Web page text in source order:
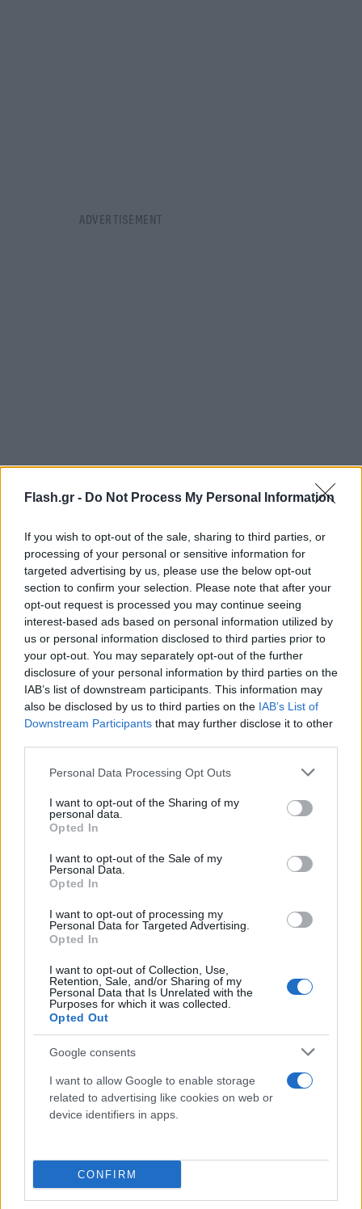
Flash.gr - Do Not Process My Personal Information
If you wish to opt-out of the sale, sharing to third parties, or
processing of your personal or sensitive information for
targeted advertising by us, please use the below opt-out
section to confirm your selection. Please note that after your
opt-out request is processed you may continue seeing
interest-based ads based on personal information utilized by
us or personal information disclosed to third parties prior to
your opt-out. You may separately opt-out of the further
disclosure of your personal information by third parties on the
IAB’s list of downstream participants. This information may
also be disclosed by us to third parties on the IAB’s List of
Downstream Participants that may further disclose it to other
Please note that this website/app uses one or more Google
not limited to your visit or usage behaviour. You may click to
grant or deny consent to Google and its third-party tags to
use your data for below specified purposes in below Google
consent section.
Personal Data Processing Opt Outs
I want to opt-out of the Sharing of my
personal data.
Opted In
I want to opt-out of the Sale of my
Personal Data.
Opted In
I want to opt-out of processing my
Personal Data for Targeted Advertising.
Opted In
I want to opt-out of Collection, Use,
Retention, Sale, and/or Sharing of my
Personal Data that Is Unrelated with the
Purposes for which it was collected.
Opted Out
Google consents
I want to allow Google to enable storage
related to advertising like cookies on web or
device identifiers in apps.
CONFIRM
Προσθέτει επίσης:
"Επιπλέον, σε μια επίδειξη πολιτικού
τραμπουκισμού, με το γνωστό από την περίοδο
των «αγανακτισμένων» επιτηδευμένα οργίλο ύφος
του, απειλεί ευθέως όσους και όσες σέβονται τις
θεσμικές διαδικασίες και επιδιώκουν τη σοβαρή,
ουσιαστική και με κανόνες διερεύνηση και
διαλεύκανση όλων των ζητημάτων".